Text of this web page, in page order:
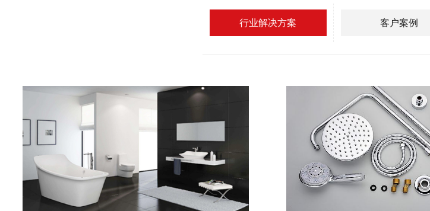
行业解决方案 客户案例